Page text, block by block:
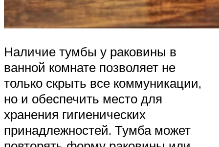
Наличие тумбы у раковины в
ванной комнате позволяет не
только скрыть все коммуникации,
но и обеспечить место для
хранения гигиенических
принадлежностей. Тумба может